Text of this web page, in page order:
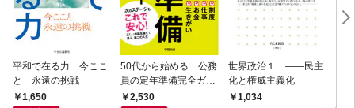
平和で在る力 今ここ
と 永遠の挑戦
1,650
50代から始める 公務
員の定年準備完全ガイ
ド2,530
世界政治１ ――民主
化と権威主義化
1,034